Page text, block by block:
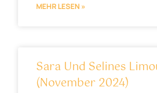
MEHR LESEN »
Sara Und Selines
(November 2024)